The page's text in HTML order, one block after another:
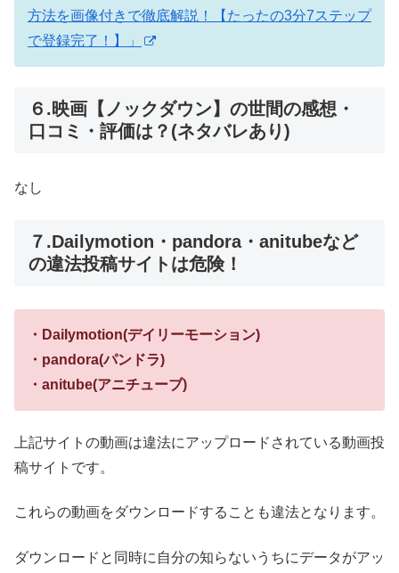
方法を画像付きで徹底解説！【たったの3分7ステップ
で登録完了！】」
６.映画【ノックダウン】の世間の感想・
口コミ・評価は？(ネタバレあり)
なし
７.Dailymotion・pandora・anitubeなど
の違法投稿サイトは危険！
・Dailymotion(デイリーモーション)
・pandora(パンドラ)
・anitube(アニチューブ)
上記サイトの動画は違法にアップロードされている動画投
稿サイトです。
これらの動画をダウンロードすることも違法となります。
ダウンロードと同時に自分の知らないうちにデータがアッ